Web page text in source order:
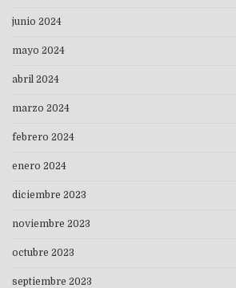
junio 2024
mayo 2024
abril 2024
marzo 2024
febrero 2024
enero 2024
diciembre 2023
noviembre 2023
octubre 2023
septiembre 2023